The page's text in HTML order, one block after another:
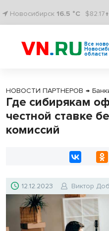
Новосибирск 16.5 °C $82.17↑
Все
области
НОВОСТИ ПАРТНЕРОВ →
Где сибирякам
честной ставке
комиссий
12.12.2023 Виктор